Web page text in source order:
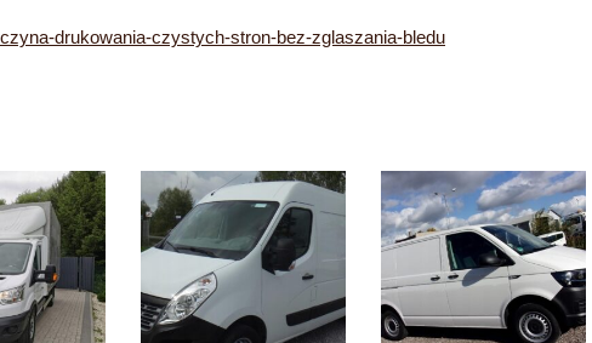
drukowania-czystych-stron-bez-zglaszania-bledu